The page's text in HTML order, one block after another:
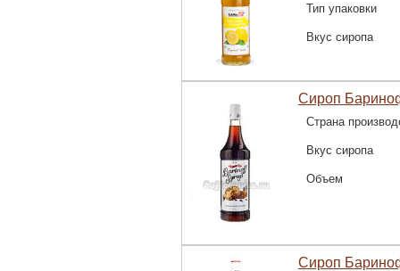
Тип упаковки
Вкус сиропа
Сироп
Страна
Вкус сиропа
Объем
Сироп